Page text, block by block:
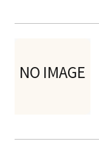
NO IMAGE